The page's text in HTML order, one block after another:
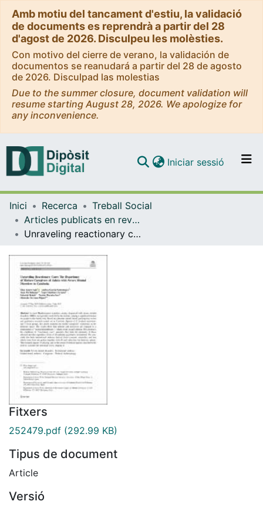
Amb motiu del tancament d'estiu, la validació
de documents es reprendrà a partir del 28
d'agost de 2026. Disculpeu les molèsties.
Con motivo del cierre de verano, la validación de
documentos se reanudará a partir del 28 de agosto
de 2026. Disculpad las molestias
Due to the summer closure, document validation will
resume starting August 28, 2026. We apologize for
any inconvenience.
Navega per tot el DD
Iniciar sessió (current)
Inici Recerca
Treball Social
Articles publicats en revistes (Treball Social)
Unraveling reactionary care: the experience of mother-caregivers of adults with severe mental disorders in Catalonia
Fitxers
252479.pdf (292.99 KB)
Tipus de document
Article
Versió